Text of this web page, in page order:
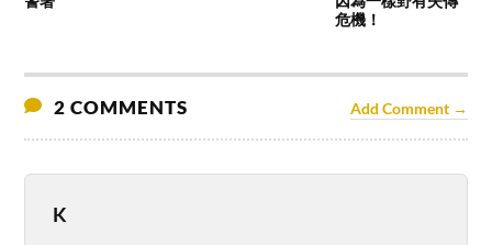
危機！
2 COMMENTS Add Comment →
K